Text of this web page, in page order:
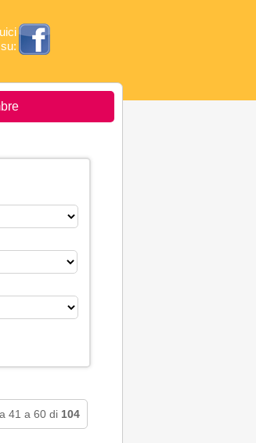
41 a 60 di 104